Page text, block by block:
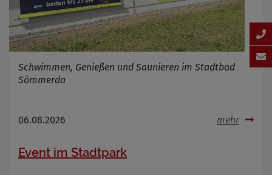
Schwimmen, Genießen und Saunieren im Stadtbad
Sömmerda
06.08.2026 mehr
Event im Stadtpark